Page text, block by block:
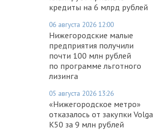
кредиты на 6 млрд рублей
06 августа 2026 12:00
Нижегородские малые
предприятия получили
почти 100 млн рублей
по программе льготного
лизинга
05 августа 2026 13:26
«Нижегородское метро»
отказалось от закупки Volga
K50 за 9 млн рублей